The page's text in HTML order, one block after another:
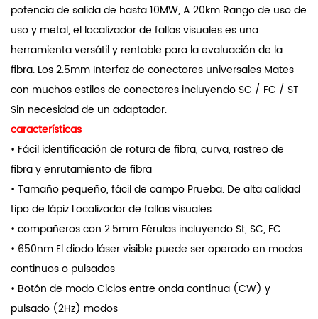
potencia de salida de hasta 10MW, A 20km Rango de uso de
uso y metal, el localizador de fallas visuales es una
herramienta versátil y rentable para la evaluación de la
fibra. Los 2.5mm Interfaz de conectores universales Mates
con muchos estilos de conectores incluyendo SC / FC / ST
Sin necesidad de un adaptador.
características
• Fácil identificación de rotura de fibra, curva, rastreo de
fibra y enrutamiento de fibra
• Tamaño pequeño, fácil de campo Prueba. De alta calidad
tipo de lápiz Localizador de fallas visuales
• compañeros con 2.5mm Férulas incluyendo St, SC, FC
• 650nm El diodo láser visible puede ser operado en modos
continuos o pulsados
• Botón de modo Ciclos entre onda continua (CW) y
pulsado (2Hz) modos